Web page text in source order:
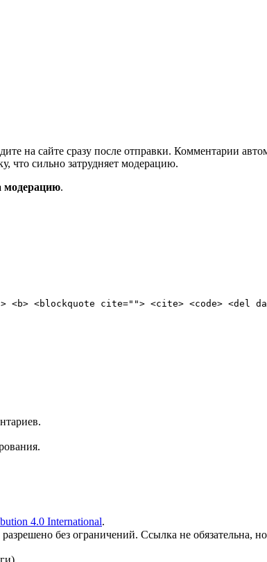
на сайте сразу после отправки. Комментарии
что сильно затрудняет модерацию.
модерацию.
<blockquote cite=""> <cite> <code> <del
4.0 International.
без ограничений. Ссылка не обязательна,